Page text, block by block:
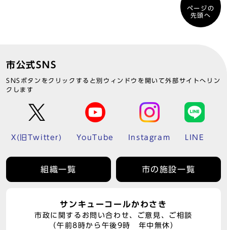
ページの
先頭へ
市公式SNS
SNSボタンをクリックすると別ウィンドウを開いて外部サイトへリン
クします
X(旧Twitter) YouTube Instagram LINE
組織一覧 市の施設一覧
サンキューコールかわさき
市政に関するお問い合わせ、ご意見、ご相談
（午前8時から午後9時 年中無休）